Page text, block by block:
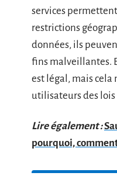
services
restrictions
données, ils
fins malveillantes.
est légal, mais cela
utilisateurs des lois
Lire également :
pourquoi,